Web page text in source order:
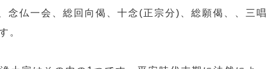
念仏一会、総回向偈、十念(正宗分)、総願偈、、三唱
。